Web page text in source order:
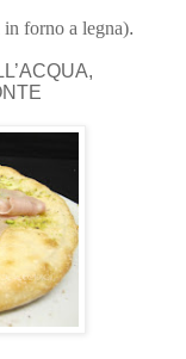
forno a legna).